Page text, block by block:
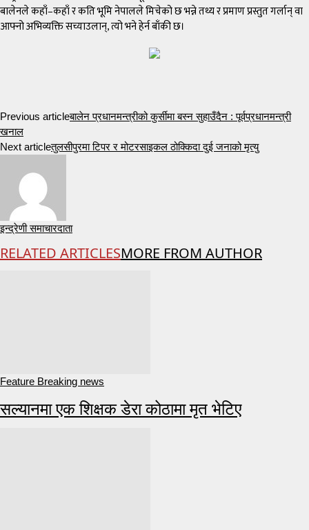
बालेनले कहाँ–कहाँ र कति भूमि नेपालले मिचेको छ भन्ने तथ्य र प्रमाण प्रस्तुत गर्लान् वा
आफ्नो अभिव्यक्ति सच्याउलान्, त्यो भने हेर्न बाँकी छ।
Previous articleबालेन प्रधानमन्त्रीको कुर्सीमा बस्न सुहाउँदैन : पूर्वप्रधानमन्त्री
खनाल
Next articleतुलसीपुरमा टिपर र मोटरसाइकल ठोक्किदा दुई जनाको मृत्यु
इन्द्रेणी समाचारदाता
RELATED ARTICLESMORE FROM AUTHOR
Feature Breaking news
सल्यानमा एक शिक्षक डेरा कोठामा मृत भेटिए